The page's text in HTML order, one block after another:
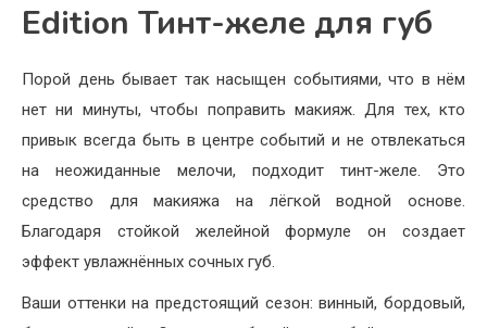
Edition Тинт-желе для губ
Порой день бывает так насыщен событиями, что в нём
нет ни минуты, чтобы поправить макияж. Для тех, кто
привык всегда быть в центре событий и не отвлекаться
на неожиданные мелочи, подходит тинт-желе. Это
средство для макияжа на лёгкой водной основе.
Благодаря стойкой желейной формуле он создает
эффект увлажнённых сочных губ.
Ваши оттенки на предстоящий сезон: винный, бордовый,